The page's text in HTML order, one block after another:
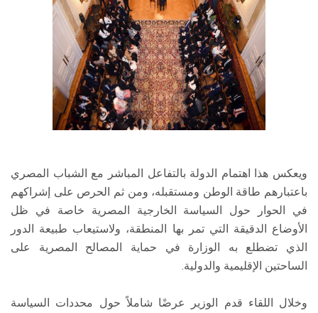
ويعكس هذا اهتمام الدولة بالتفاعل المباشر مع الشباب المصري
باعتبارهم طاقة الوطن ومستقبله، ومن ثم الحرص على إشراكهم
في الحوار حول السياسة الخارجية المصرية خاصة في ظل
الأوضاع الدقيقة التي تمر بها المنطقة، ولاستيعاب طبيعة الدور
الذي تضطلع به الوزارة في حماية المصالح المصرية على
الساحتين الإقليمية والدولية.
وخلال اللقاء قدم الوزير عرضًا شاملاً حول محددات السياسة